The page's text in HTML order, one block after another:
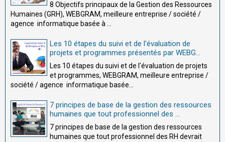
8 Objectifs principaux de la Gestion des Ressources
Humaines (GRH), WEBGRAM, meilleure entreprise / société /
agence informatique basée à ...
Les 10 étapes du suivi et de l'évaluation de
projets et programmes présentés par WEBG...
Les 10 étapes du suivi et de l'évaluation de projets
et programmes, WEBGRAM, meilleure entreprise /
société / agence informatique basée...
7 principes de base de la gestion des ressources
humaines que tout professionnel des ...
7 principes de base de la gestion des ressources
humaines que tout professionnel des RH devrait